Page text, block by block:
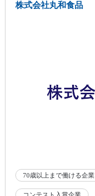
株式会社丸和食品
70歳以上まで働ける企業